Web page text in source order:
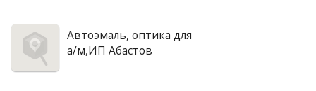
Автоэмаль, оптика для
а/м,ИП Абастов